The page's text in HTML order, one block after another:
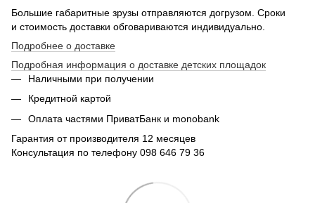
Большие габаритные зрузы отправляются догрузом. Сроки
и стоимость доставки обговариваются индивидуально.
Подробнее о доставке
Подробная информация о доставке детских площадок
Наличными при получении
Кредитной картой
Оплата частями ПриватБанк и monobank
Гарантия от производителя 12 месяцев
Консультация по телефону 098 646 79 36